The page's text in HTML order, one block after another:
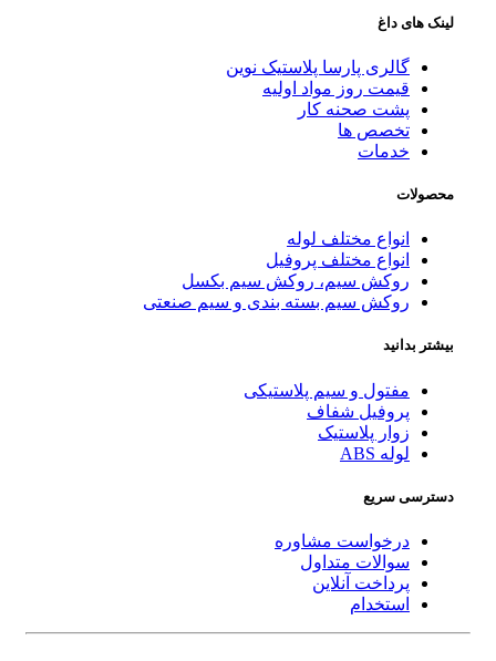
لینک های داغ
گالری پارسا پلاستیک نوین
قیمت روز مواد اولیه
پشت صحنه کار
تخصص ها
خدمات
محصولات
انواع مختلف لوله
انواع مختلف پروفیل
روکش سیم، روکش سیم بکسل
روکش سیم بسته بندی و سیم صنعتی
بیشتر بدانید
مفتول و سیم پلاستیکی
پروفیل شفاف
زوار پلاستیک
لوله ABS
دسترسی سریع
درخواست مشاوره
سوالات متداول
پرداخت آنلاین
استخدام